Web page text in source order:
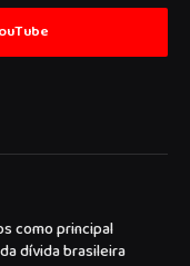
como principal
dívida brasileira